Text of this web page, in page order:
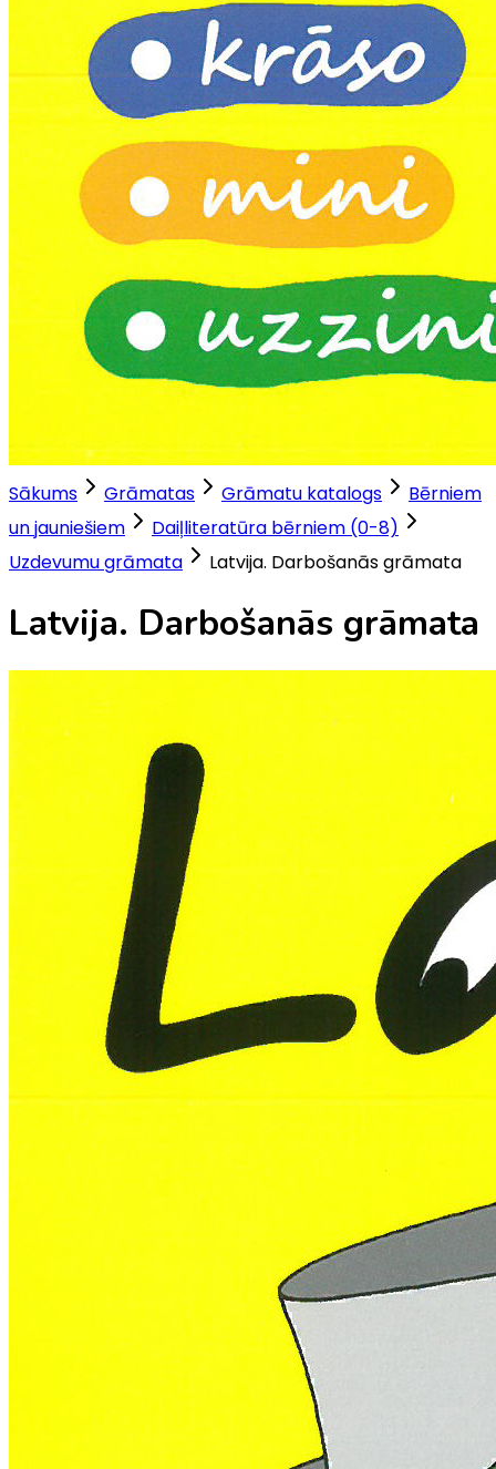
Sākums Grāmatas Grāmatu katalogs
Bērniem
un jauniešiem
Daiļliteratūra bērniem (0-8)
Uzdevumu grāmata
Latvija. Darbošanās grāmata
Latvija. Darbošanās grāmata